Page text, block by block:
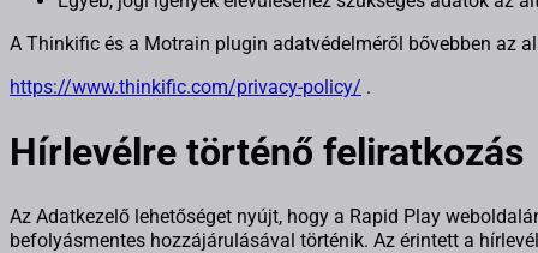
A Thinkific és a Motrain plugin adatvédelméről bővebben az
https://www.thinkific.com/privacy-policy/ .
Hírlevélre történő feliratkozás
Az Adatkezelő lehetőséget nyújt, hogy a Rapid Play
befolyásmentes hozzájárulásával történik. Az érintett a